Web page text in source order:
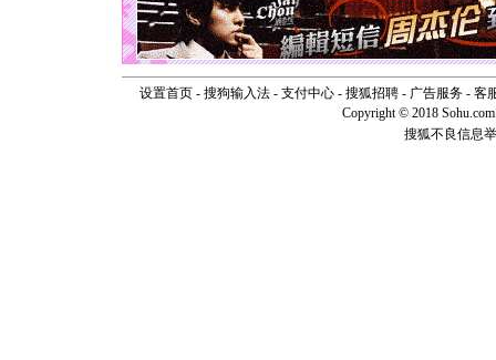
如意,快
[元旦]看
断电。爱
你是我专
[元旦]
如
起；二是
[元旦]当
设置首页- 搜狗输入法- 支付中心- 搜狐招聘- 广告服务- 客
Copyright © 2018
搜狐不良信息